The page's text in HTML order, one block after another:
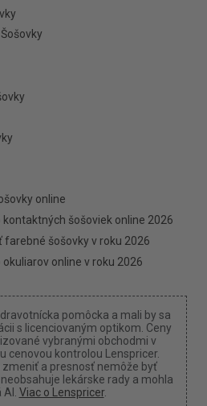
online
šošoviek online 2026
farebné šošovky v roku 2026
online v roku 2026
pomôcka a mali by sa
s licenciovaným optikom. Ceny
vybranými obchodmi v
cenovou kontrolou Lenspricer.
a presnosť nemôže byť
lekárske rady a mohla
AI. Viac o Lenspricer.